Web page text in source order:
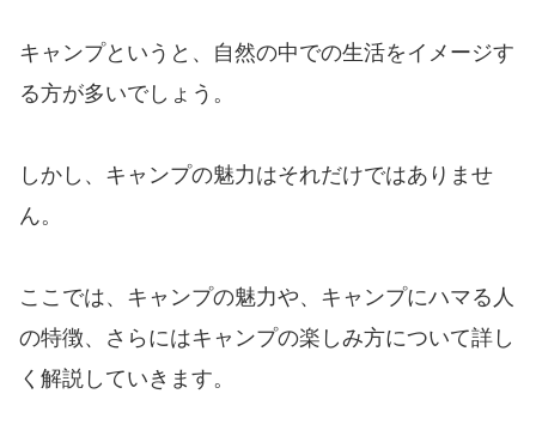
キャンプというと、自然の中での生活をイメージす
る方が多いでしょう。
しかし、キャンプの魅力はそれだけではありませ
ん。
ここでは、キャンプの魅力や、キャンプにハマる人
の特徴、さらにはキャンプの楽しみ方について詳し
く解説していきます。